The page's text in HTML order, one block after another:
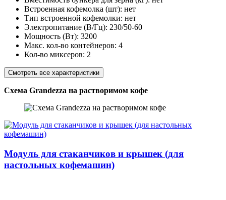
Встроенная кофемолка (шт): нет
Тип встроенной кофемолки: нет
Электропитание (В/Гц): 230/50-60
Мощность (Вт): 3200
Макс. кол-во контейнеров: 4
Кол-во миксеров: 2
Смотреть все характеристики
Схема Grandezza на растворимом кофе
Модуль для стаканчиков и крышек (для
настольных кофемашин)